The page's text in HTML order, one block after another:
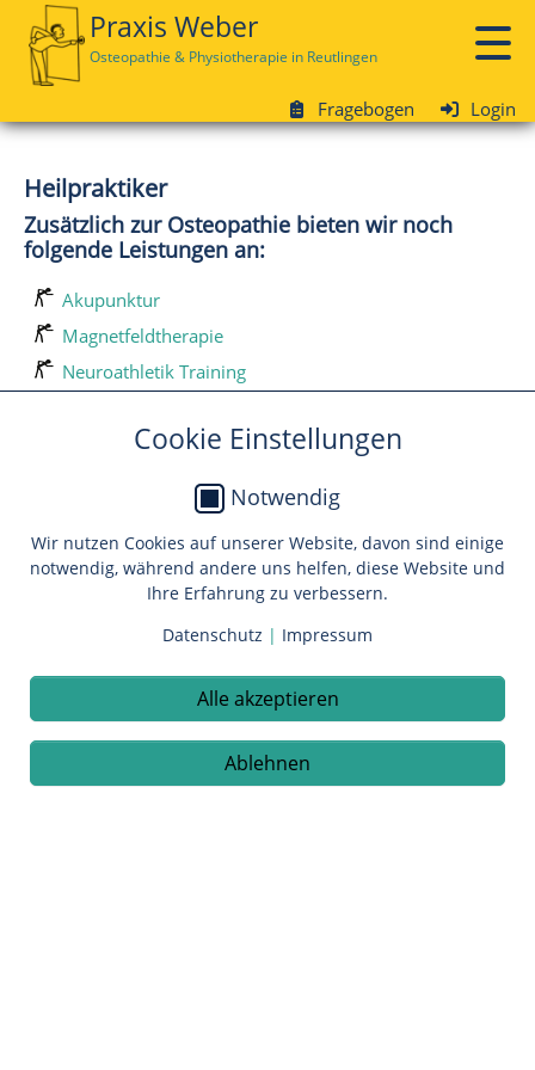
Praxis Weber
Osteopathie & Physiotherapie in Reutlingen
Fragebogen Login
Heilpraktiker
Zusätzlich zur Osteopathie bieten wir noch
folgende Leistungen an:
Akupunktur
Magnetfeldtherapie
Neuroathletik Training
spagirische Heilmethoden
Vitamin C-Hochdosis Therapie
zurück
© 2026 Praxis Weber
Oskar-Kalbfell-Platz 8
72764 Reutlingen
0 71 21-37 00 10
Cookie Einstellungen
Notwendig
Wir nutzen Cookies auf unserer Website, davon sind einige
notwendig, während andere uns helfen, diese Website und
Ihre Erfahrung zu verbessern.
Datenschutz | Impressum
Alle akzeptieren
Ablehnen